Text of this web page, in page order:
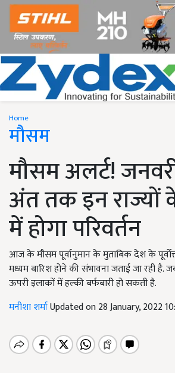
Home
मौसम
मौसम अलर्ट!
अंत तक इन राज्यों
में होगा परिवर्तन
आज के मौसम पूर्वानुमान के मुताबिक देश के
मध्यम बारिश होने की संभावना जताई जा रही
ऊपरी इलाकों में हल्की बर्फबारी हो सकती है.
मनीशा शर्माUpdated on 28 January, 2022